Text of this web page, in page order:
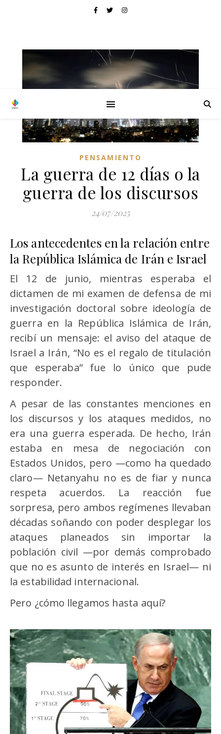
PENSAMIENTO
La guerra de 12 días o la
guerra de los discursos
24/07/2025
Los antecedentes en la relación entre
la República Islámica de Irán e Israel
El 12 de junio, mientras esperaba el
dictamen de mi examen de defensa de mi
investigación doctoral sobre ideología de
guerra en la República Islámica de Irán,
recibí un mensaje: el aviso del ataque de
Israel a Irán, “No es el regalo de titulación
que esperaba” fue lo único que pude
responder.
A pesar de las constantes menciones en
los discursos y los ataques medidos, no
era una guerra esperada. De hecho, Irán
estaba en mesa de negociación con
Estados Unidos, pero —como ha quedado
claro— Netanyahu no es de fiar y nunca
respeta acuerdos. La reacción fue
sorpresa, pero ambos regímenes llevaban
décadas soñando con poder desplegar los
ataques planeados sin importar la
población civil —por demás comprobado
que no es asunto de interés en Israel— ni
la estabilidad internacional.
Pero ¿cómo llegamos hasta aquí?